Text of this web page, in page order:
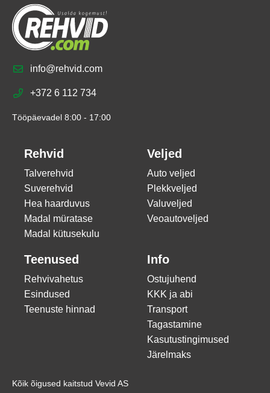
info@rehvid.com
+372 6 112 734
Tööpäevadel 8:00 - 17:00
Rehvid
Talverehvid
Suverehvid
Hea haarduvus
Madal müratase
Madal kütusekulu
Veljed
Auto veljed
Plekkveljed
Valuveljed
Veoautoveljed
Teenused
Rehvivahetus
Esindused
Teenuste hinnad
Info
Ostujuhend
KKK ja abi
Transport
Tagastamine
Kasutustingimused
Järelmaks
Kõik õigused kaitstud Vevid AS